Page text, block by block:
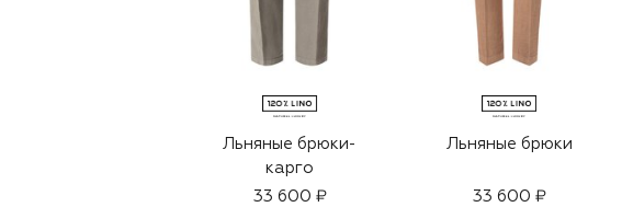
Льняные брюки-
карго
33 600 ₽
Льняные брюки
33 600 ₽